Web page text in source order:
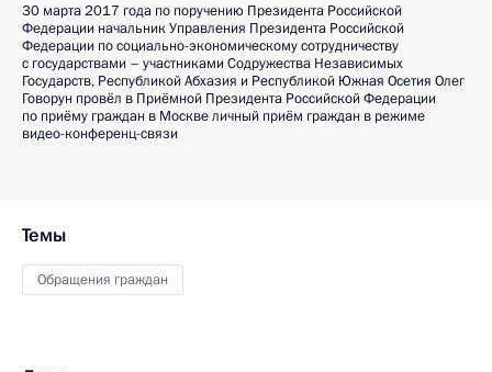
30 марта 2017 года по поручению Президента Российской
Федерации начальник Управления Президента Российской
Федерации по социально-экономическому сотрудничеству
с государствами – участниками Содружества Независимых
Государств, Республикой Абхазия и Республикой Южная Осетия Олег
Говорун провёл в Приёмной Президента Российской Федерации
по приёму граждан в Москве личный приём граждан в режиме
видео-конференц-связи
Темы
Обращения граждан